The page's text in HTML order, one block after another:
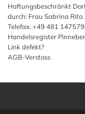
Haftungsbeschränkt
durch: Frau Sabrina
Telefax: +49 481
Handelsregister
Link defekt?
AGB-Verstoss